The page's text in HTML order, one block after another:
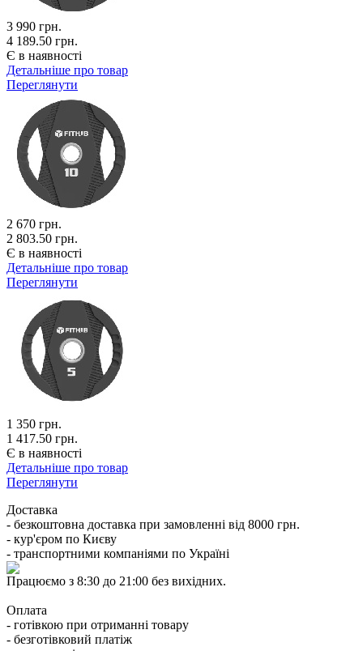
3 990 грн.
4 189.50 грн.
Є в наявності
Детальніше про товар
Переглянути
2 670 грн.
2 803.50 грн.
Є в наявності
Детальніше про товар
Переглянути
1 350 грн.
1 417.50 грн.
Є в наявності
Детальніше про товар
Переглянути
Доставка
- безкоштовна доставка при замовленні від 8000 грн.
- кур'єром по Києву
- транспортними компаніями по Україні
Працюємо з 8:30 до 21:00 без вихідних.
Оплата
- готівкою при отриманні товару
- безготівковий платіж